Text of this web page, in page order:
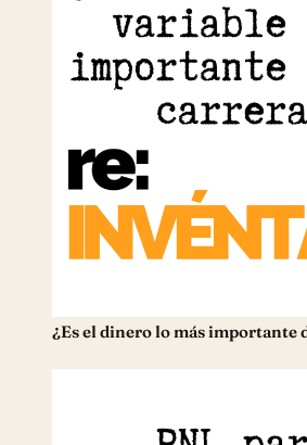
¿Es el dinero lo más importante